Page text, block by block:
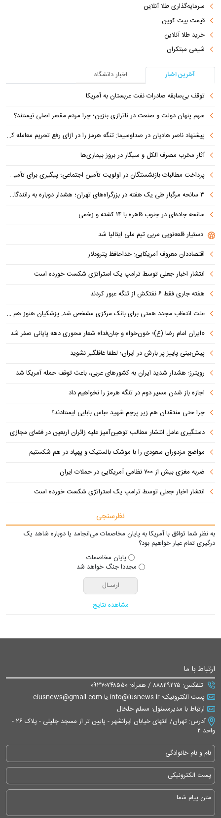
سرمایه‌گذاری طلا آنلاین
قیمت بیت کوین
خرید طلا آنلاین
شیمی مبتکران
آخرین اخبار
اخبار دانشگاه
توقف بی‌سابقه صادرات نفت عربستان به آمریکا
سهم پنهان دولت و صنعت در ناترازی بنزین؛ چرا مردم مقصر اصلی نیستند؟
پیشنهاد ناصر هادیان در صداوسیما: تنگه هرمز را در ازای رفع تحریم معامله کنیم
آثار مخرب مصرف الکل و سیگار در بروز بیماری‌ها
پرداخت مطالبات بازنشستگان در اولویت تأمین اجتماعی؛ پیگیری برای تأمین منابع ادامه دارد
۳ سانحه مرگبار طی یک هفته در بزرگراه‌های تهران؛ هشدار دوباره به رانندگان و عابران
سانحه جاده‌ای در جنوب قاهره با ۱۴ کشته و زخمی
دستیار قلعه‌نویی مربی تیم ملی ایتالیا شد
اقتصاددان معروف آمریکایی: خداحافظ پترودلار
انتشار اخبار جعلی توسط ترامپ یک استراتژی شکست خورده است
هفته جاری فقط ۶ نفتکش از تنگه عبور کردند
علت انتخاب مجدد همتی برای بانک مرکزی مشخص شد: پزشکیان هنوز هم متوجه نشده است چرا همتی استیضاح شد!
«ایران امام رضا (ع)؛ خون‌خواه و جان‌فدا» شعار محوری دهه پایانی صفر شد
پیش‌بینی پاییز پر بارش در ایران؛ لطفا غافلگیر نشوید
رویترز: هشدار شدید ایران به کشورهای عربی، باعث توقف حمله آمریکا شد
اجازه باز شدن مسیر دوم در تنگه هرمز را نخواهیم داد
چرا حتی منتقدان هم زیر پرچم شهید عباس بابایی ایستادند؟
دستگیری عامل انتشار مطالب توهین‌آمیز علیه زائران اربعین در فضای مجازی
مواضع مزدوران سعودی را با موشک بالستیک و پهپاد در هم شکستیم
ضربه مغزی بیش از ۷۰۰ نظامی آمریکایی در حملات ایران
انتشار اخبار جعلی توسط ترامپ یک استراتژی شکست خورده است
نظرسنجی
به نظر شما توافق با آمریکا به پایان مخاصمات می‌انجامد یا دوباره شاهد یک
درگیری تمام عیار خواهیم بود؟
پایان مخاصمات
مجددا جنگ خواهد شد
مشاهده نتایج
ارتباط با ما
تلفکس: ۸۸۸۲۹۲۷۵ / همراه: ۰۹۳۷۰۷۴۸۵۵۰
پست الکترونیک: info@iusnews.ir یا eiusnews@gmail.com
ارتباط با مدیرمسئول: مسلم خلخال
آدرس: تهران/ انتهای خیابان ایرانشهر - پایین تر از مسجد جلیلی - پلاک ۲۶ -
واحد ۲